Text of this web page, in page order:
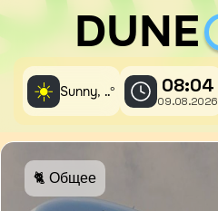
DUNE
☀️ Sunny, ..° 08:04
09.08.2026
🐈 Общее